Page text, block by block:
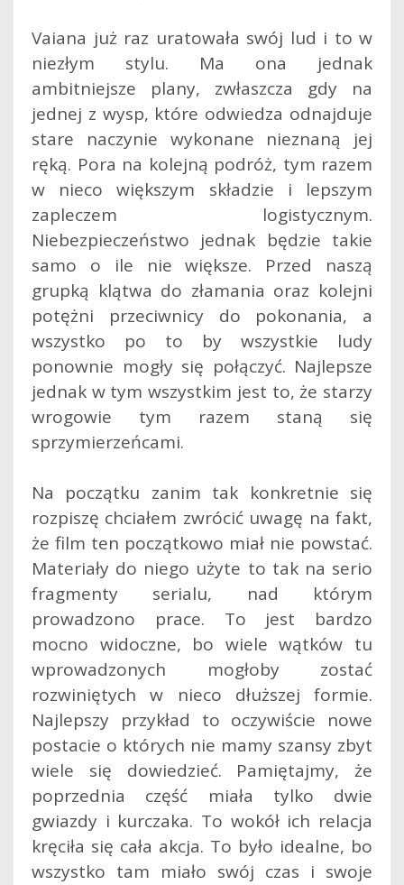
Vaiana już raz uratowała swój lud i to w
niezłym stylu. Ma ona jednak
ambitniejsze plany, zwłaszcza gdy na
jednej z wysp, które odwiedza odnajduje
stare naczynie wykonane nieznaną jej
ręką. Pora na kolejną podróż, tym razem
w nieco większym składzie i lepszym
zapleczem logistycznym.
Niebezpieczeństwo jednak będzie takie
samo o ile nie większe. Przed naszą
grupką klątwa do złamania oraz kolejni
potężni przeciwnicy do pokonania, a
wszystko po to by wszystkie ludy
ponownie mogły się połączyć. Najlepsze
jednak w tym wszystkim jest to, że starzy
wrogowie tym razem staną się
sprzymierzeńcami.
Na początku zanim tak konkretnie się
rozpiszę chciałem zwrócić uwagę na fakt,
że film ten początkowo miał nie powstać.
Materiały do niego użyte to tak na serio
fragmenty serialu, nad którym
prowadzono prace. To jest bardzo
mocno widoczne, bo wiele wątków tu
wprowadzonych mogłoby zostać
rozwiniętych w nieco dłuższej formie.
Najlepszy przykład to oczywiście nowe
postacie o których nie mamy szansy zbyt
wiele się dowiedzieć. Pamiętajmy, że
poprzednia część miała tylko dwie
gwiazdy i kurczaka. To wokół ich relacja
kręciła się cała akcja. To było idealne, bo
wszystko tam miało swój czas i swoje